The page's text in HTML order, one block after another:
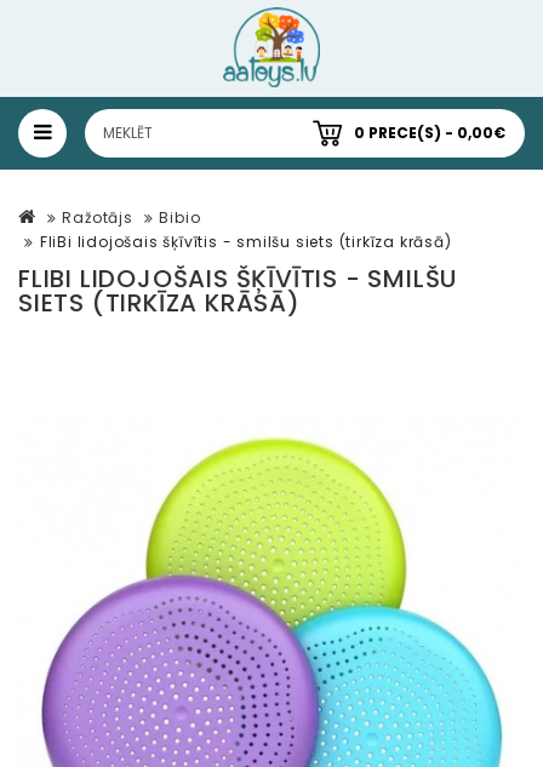
0 PRECE(S) - 0,00€
Ražotājs
Bibio
FliBi lidojošais šķīvītis - smilšu siets (tirkīza krāsā)
FLIBI LIDOJOŠAIS ŠĶĪVĪTIS - SMILŠU
SIETS (TIRKĪZA KRĀSĀ)